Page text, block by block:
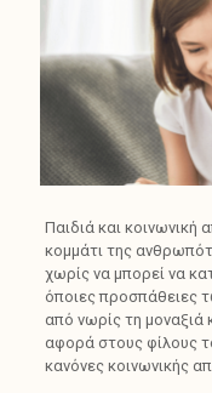
Παιδιά και κοινωνική
κομμάτι της
χωρίς να μπορεί να
όποιες προσπάθειες
από νωρίς τη μοναξιά
αφορά στους φίλους
κανόνες κοινωνικής